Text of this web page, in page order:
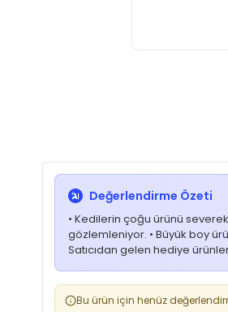
Değerlendirme Özeti
• Kedilerin çoğu ürünü
gözlemleniyor. • Büyük boy
Satıcıdan gelen hediye
Bu ürün için henüz